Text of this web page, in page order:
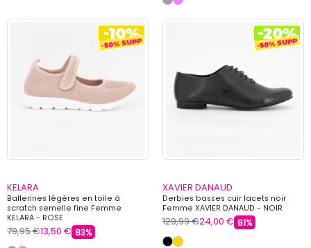
KELARA
Ballerines légères en toile à
scratch semelle fine Femme
KELARA - ROSE
79,95 €13,50 € 83%
XAVIER DANAUD
Derbies basses cuir lacets noir
Femme XAVIER DANAUD - NOIR
129,99 €24,00 € 81%